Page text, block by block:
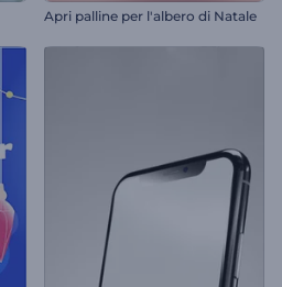
Apri palline per l'albero di Natale